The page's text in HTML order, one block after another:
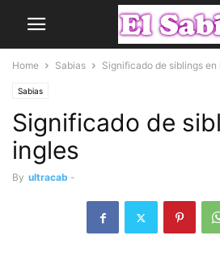
Home Sabias Significado de siblings en
Sabias
Significado de
ingles
By ultracab -